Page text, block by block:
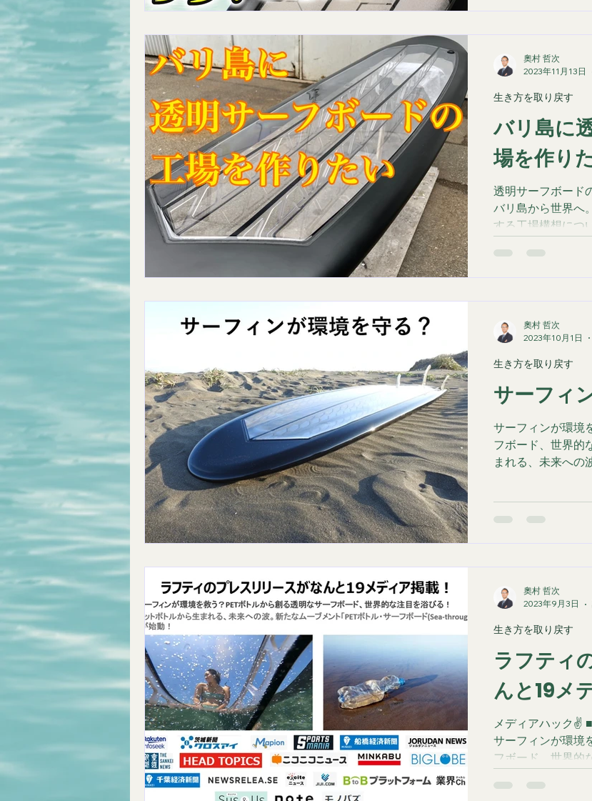
バリ島に
場を作り
透明サーフボード
バリ島から世界へ
する工場構想につ
生き方を取り戻す
奧村 哲次
2023年11月13日
サーフィ
サーフィンが環境
フボード、世界的
まれる、未来への
69.html このラフ
ドを作る。 この
ろを、 購入するだ
球を守っていく。
信するだけで、
ていく。 実際に
この透明のサーフ
て、綺麗な海
生き方を取り戻す
奧村 哲次
2023年10月1日
ラフティ
んと19メ
メディアハック✌
サーフィンが環境
フボード、世界的
サーフボード
生き方を取り戻す
奧村 哲次
2023年9月3日